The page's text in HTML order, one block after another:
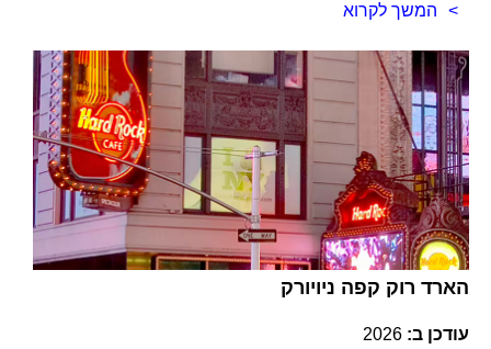
המשך לקרוא
הארד רוק קפה ניויורק
עודכן ב: 2026